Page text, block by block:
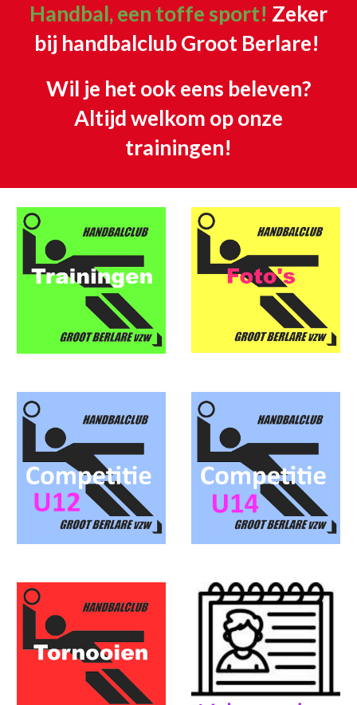
Handbal, een toffe sport! Zeker
bij handbalclub Groot Berlare!
Wil je het ook eens beleven?
Altijd welkom op onze
trainingen!